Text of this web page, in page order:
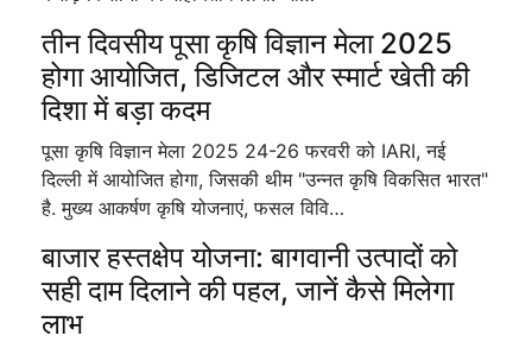
तीन दिवसीय पूसा कृषि विज्ञान मेला 2025
होगा आयोजित, डिजिटल और स्मार्ट खेती की
दिशा में बड़ा कदम
पूसा कृषि विज्ञान मेला 2025 24-26 फरवरी को IARI, नई
दिल्ली में आयोजित होगा, जिसकी थीम "उन्नत कृषि विकसित भारत"
है. मुख्य आकर्षण कृषि योजनाएं, फसल विवि…
बाजार हस्तक्षेप योजना: बागवानी उत्पादों को
सही दाम दिलाने की पहल, जानें कैसे मिलेगा
लाभ